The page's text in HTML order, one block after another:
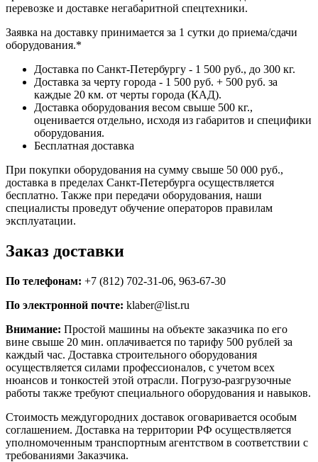
перевозке и доставке негабаритной спецтехники.
Заявка на доставку принимается за 1 сутки до приема/сдачи
оборудования.*
Доставка по Санкт-Петербургу - 1 500 руб., до 300 кг.
Доставка за черту города - 1 500 руб. + 500 руб. за
каждые 20 км. от черты города (КАД).
Доставка оборудования весом свыше 500 кг.,
оценивается отдельно, исходя из габаритов и специфики
оборудования.
Бесплатная доставка
При покупки оборудования на сумму свыше 50 000 руб.,
доставка в пределах Санкт-Петербурга осуществляется
бесплатно. Также при передачи оборудования, наши
специалисты проведут обучение операторов правилам
эксплуатации.
Заказ доставки
По телефонам: +7 (812) 702-31-06, 963-67-30
По электронной почте: klaber@list.ru
Внимание: Простой машины на объекте заказчика по его
вине свыше 20 мин. оплачивается по тарифу 500 рублей за
каждый час. Доставка строительного оборудования
осуществляется силами профессионалов, с учетом всех
нюансов и тонкостей этой отрасли. Погрузо-разгрузочные
работы также требуют специального оборудования и навыков.
Стоимость междугородних доставок оговаривается особым
соглашением. Доставка на территории РФ осуществляется
уполномоченным транспортным агентством в соответствии с
требованиями Заказчика.